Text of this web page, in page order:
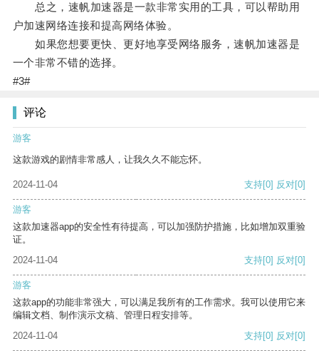
总之，速帆加速器是一款非常实用的工具，可以帮助用
户加速网络连接和提高网络体验。
如果您想要更快、更好地享受网络服务，速帆加速器是
一个非常不错的选择。
#3#
评论
游客
这款游戏的剧情非常感人，让我久久不能忘怀。
2024-11-04 支持[0] 反对[0]
游客
这款加速器app的安全性有待提高，可以加强防护措施，比如增加双重验
证。
2024-11-04
支持[0] 反对[0]
游客
这款app的功能非常强大，可以满足我所有的工作需求。我可以使用它来
编辑文档、制作演示文稿、管理日程安排等。
2024-11-04
支持[0] 反对[0]